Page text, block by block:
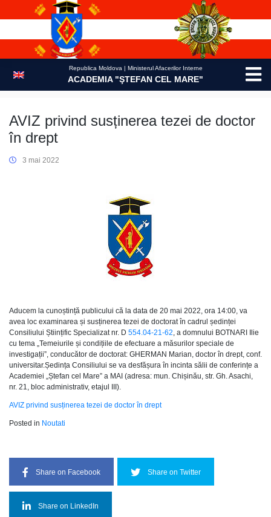
Republica Moldova | Ministerul Afacerilor Interne
ACADEMIA "ŞTEFAN CEL MARE"
AVIZ privind susținerea tezei de doctor
în drept
3 mai 2022
Aducem la cunoștință publicului că la data de 20 mai 2022, ora 14:00, va
avea loc examinarea și susținerea tezei de doctorat în cadrul ședinței
Consiliului Științific Specializat nr. D 554.04-21-62, a domnului BOTNARI Ilie
cu tema „Temeiurile și condițiile de efectuare a măsurilor speciale de
investigații”, conducător de doctorat: GHERMAN Marian, doctor în drept, conf.
universitar.Ședința Consiliului se va desfășura în incinta sălii de conferințe a
Academiei „Ștefan cel Mare” a MAI (adresa: mun. Chișinău, str. Gh. Asachi,
nr. 21, bloc administrativ, etajul III).
AVIZ privind susținerea tezei de doctor în drept
Posted in Noutati
Share on Facebook Share on Twitter
Share on LinkedIn